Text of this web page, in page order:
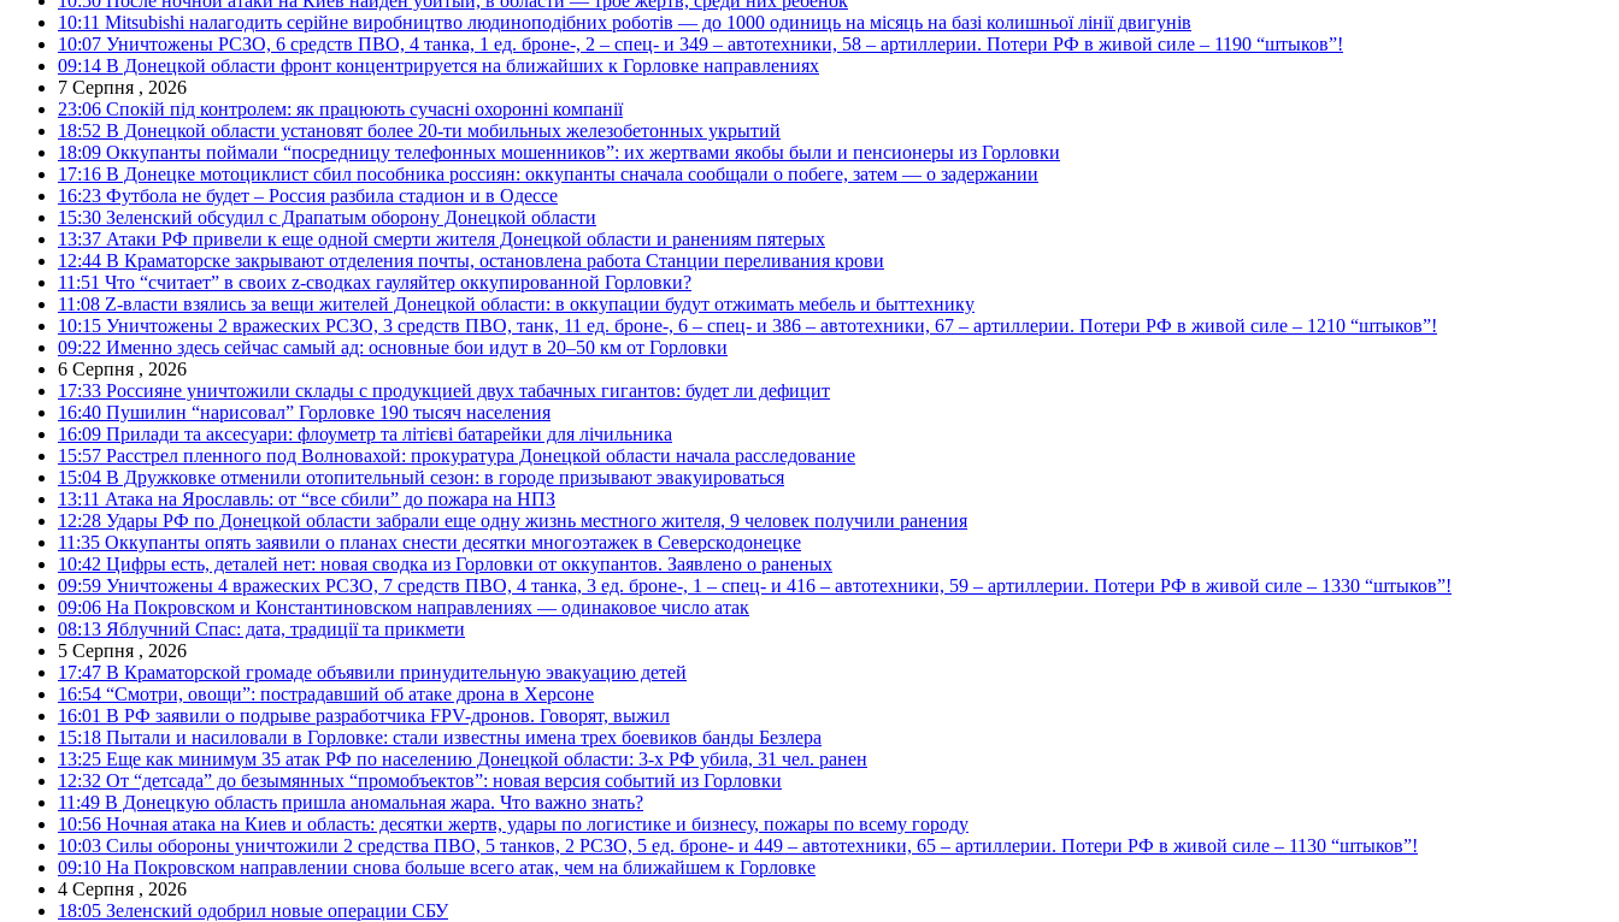
10:11 Mitsubishi налагодить серійне виробництво людиноподібних роботів — до 1000 одиниць на місяць на базі колишньої лінії двигунів
10:07 Уничтожены РСЗО, 6 средств ПВО, 4 танка, 1 ед. броне-, 2 – спец- и 349 – автотехники, 58 – артиллерии. Потери РФ в живой силе – 1190 “штыков”!
09:14 В Донецкой области фронт концентрируется на ближайших к Горловке направлениях
7 Серпня , 2026
23:06 Спокій під контролем: як працюють сучасні охоронні компанії
18:52 В Донецкой области установят более 20-ти мобильных железобетонных укрытий
18:09 Оккупанты поймали “посредницу телефонных мошенников”: их жертвами якобы были и пенсионеры из Горловки
17:16 В Донецке мотоциклист сбил пособника россиян: оккупанты сначала сообщали о побеге, затем — о задержании
16:23 Футбола не будет – Россия разбила стадион и в Одессе
15:30 Зеленский обсудил с Драпатым оборону Донецкой области
13:37 Атаки РФ привели к еще одной смерти жителя Донецкой области и ранениям пятерых
12:44 В Краматорске закрывают отделения почты, остановлена работа Станции переливания крови
11:51 Что “считает” в своих z-сводках гауляйтер оккупированной Горловки?
11:08 Z-власти взялись за вещи жителей Донецкой области: в оккупации будут отжимать мебель и быттехнику
10:15 Уничтожены 2 вражеских РСЗО, 3 средств ПВО, танк, 11 ед. броне-, 6 – спец- и 386 – автотехники, 67 – артиллерии. Потери РФ в живой силе – 1210 “штыков”!
09:22 Именно здесь сейчас самый ад: основные бои идут в 20–50 км от Горловки
6 Серпня , 2026
17:33 Россияне уничтожили склады с продукцией двух табачных гигантов: будет ли дефицит
16:40 Пушилин “нарисовал” Горловке 190 тысяч населения
16:09 Прилади та аксесуари: флоуметр та літієві батарейки для лічильника
15:57 Расстрел пленного под Волновахой: прокуратура Донецкой области начала расследование
15:04 В Дружковке отменили отопительный сезон: в городе призывают эвакуироваться
13:11 Атака на Ярославль: от “все сбили” до пожара на НПЗ
12:28 Удары РФ по Донецкой области забрали еще одну жизнь местного жителя, 9 человек получили ранения
11:35 Оккупанты опять заявили о планах снести десятки многоэтажек в Северскодонецке
10:42 Цифры есть, деталей нет: новая сводка из Горловки от оккупантов. Заявлено о раненых
09:59 Уничтожены 4 вражеских РСЗО, 7 средств ПВО, 4 танка, 3 ед. броне-, 1 – спец- и 416 – автотехники, 59 – артиллерии. Потери РФ в живой силе – 1330 “штыков”!
09:06 На Покровском и Константиновском направлениях — одинаковое число атак
08:13 Яблучний Спас: дата, традиції та прикмети
5 Серпня , 2026
17:47 В Краматорской громаде объявили принудительную эвакуацию детей
16:54 “Смотри, овощи”: пострадавший об атаке дрона в Херсоне
16:01 В РФ заявили о подрыве разработчика FPV-дронов. Говорят, выжил
15:18 Пытали и насиловали в Горловке: стали известны имена трех боевиков банды Безлера
13:25 Еще как минимум 35 атак РФ по населению Донецкой области: 3-х РФ убила, 31 чел. ранен
12:32 От “детсада” до безымянных “промобъектов”: новая версия событий из Горловки
11:49 В Донецкую область пришла аномальная жара. Что важно знать?
10:56 Ночная атака на Киев и область: десятки жертв, удары по логистике и бизнесу, пожары по всему городу
10:03 Силы обороны уничтожили 2 средства ПВО, 5 танков, 2 РСЗО, 5 ед. броне- и 449 – автотехники, 65 – артиллерии. Потери РФ в живой силе – 1130 “штыков”!
09:10 На Покровском направлении снова больше всего атак, чем на ближайшем к Горловке
4 Серпня , 2026
18:05 Зеленский одобрил новые операции СБУ